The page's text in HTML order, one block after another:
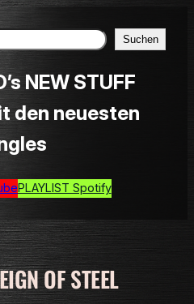
Suchen
NEW STUFF
den neuesten
PLAYLIST Spotify
OF STEEL